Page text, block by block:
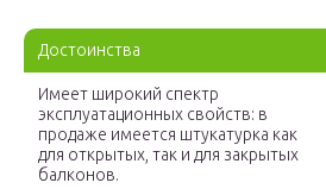
Достоинства
Имеет широкий спектр
эксплуатационных свойств: в
продаже имеется штукатурка как
для открытых, так и для закрытых
балконов.